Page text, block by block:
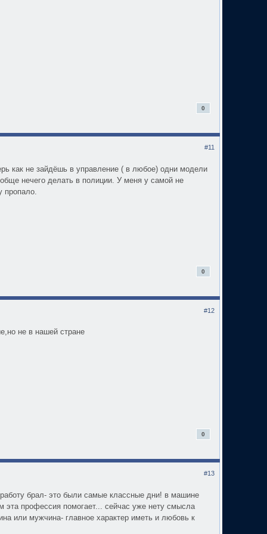
0
#11
как не зайдёшь в управление ( в любое) одни модели
нечего делать в полиции. У меня у самой не
пропало.
0
#12
не в нашей стране
0
#13
брал- это были самые классные дни! в машине
эта профессия помогает... сейчас уже нету смысла
или мужчина- главное характер иметь и любовь к